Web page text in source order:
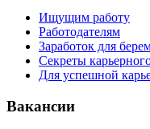
Ищущим работу
Работодателям
Заработок для
Секреты
Для успешной
Вакансии